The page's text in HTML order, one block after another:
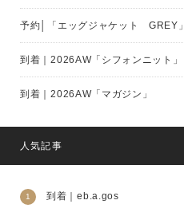
予約│「エッグジャケット GREY」
到着｜2026AW「シフォンニット」
到着｜2026AW「マガジン」
人気記事
到着｜eb.a.gos